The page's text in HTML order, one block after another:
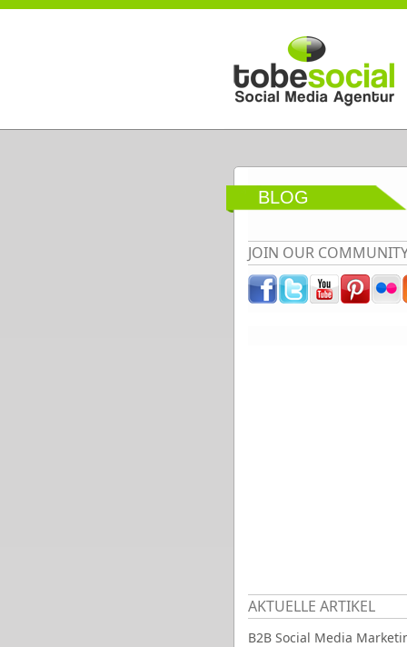
Direkt zum Inhalt
BLOG
JOIN OUR
AKTUELLE ARTIKEL
B2B Social Media